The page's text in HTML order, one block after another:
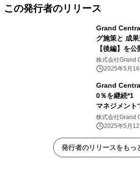
この発行者のリリース
Grand
グ施策と 成
【後編】を
0％を継続*1
マネジメント
株式会社Grand
2025年5月
Grand
0％を継続*1
マネジメン
自オンボーデ
人事制度の詳
株式会社Grand
2025年5月
発行者のリリースをもっ